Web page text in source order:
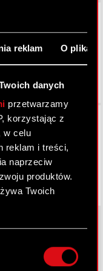
reklam O
danych
przetwarzamy
korzystając z
w celu
reklam i treści,
naprzeciw
produktów.
Twoich
nawet